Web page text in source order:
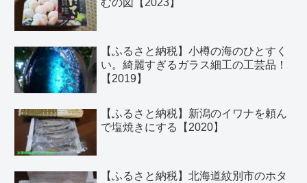
むの図【2023】
【ふるさと納税】小樽の海のひとすく
い。綺麗すぎるガラス細工の工芸品！
【2019】
【ふるさと納税】新潟のイワナを頼ん
で塩焼きにする【2020】
【ふるさと納税】北海道紋別市のホタ